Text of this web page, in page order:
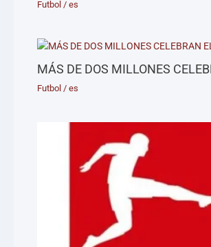
Futbol /es
MÁS DE DOS MILLONES
Futbol /es